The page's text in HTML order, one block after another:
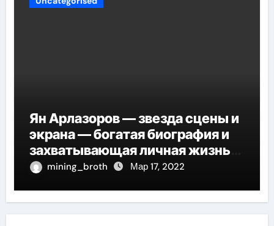
Ян Арлазоров — звезда сцены и
экрана — богатая биография и
захватывающая личная жизнь
великого актера
mining_broth Мар 17, 2022